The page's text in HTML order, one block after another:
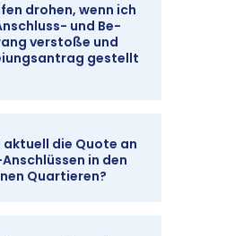
dro­hen, wenn ich
und Be­
ver­sto­ße und
ge­stellt
ak­tu­ell die Quo­te an
in den
Quar­tie­ren?